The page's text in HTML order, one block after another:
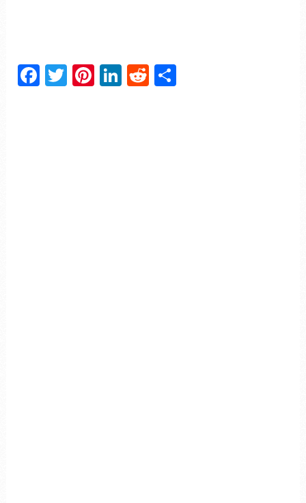
Facebook
TwitterPinterest
LinkedIn
Reddit